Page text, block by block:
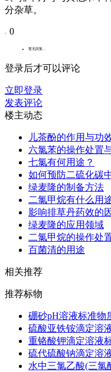
分杂草。
0
暂无回复...
登录后才可以评论
立即登录
发表评论
楼主动态
儿茶酚的作用与功
六氯苯的操作处置
七氯有何用途？
如何预防二硫化碳
绿麦隆的制备方法
二氯甲烷有什么用
影响排草丹药效的
绿麦隆的应用领域
二氯甲烷的操作处
百菌清的用途
相关推荐
推荐标物
硼砂pH溶液标准物
硫酸亚铁铵滴定溶
重铬酸钾滴定溶液
硫代硫酸钠滴定溶
水中三氯乙酸(三氯